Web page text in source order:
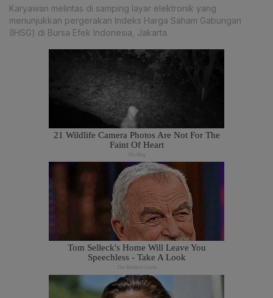
Karyawan melintas di samping layar elektronik yang
menunjukkan pergerakan Indeks Harga Saham Gabungan
(IHSG) di Bursa Efek Indonesia, Jakarta.